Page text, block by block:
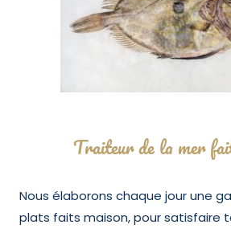
Traiteur de la mer
Nous élaborons chaque jour une
plats faits maison, pour satisfaire